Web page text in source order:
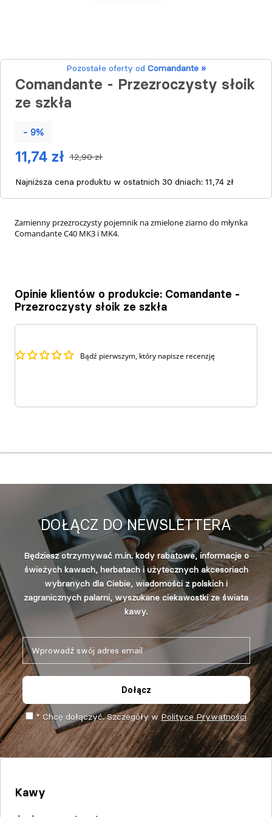
Zamienny przezroczysty pojemnik na zmielone ziarno do młynka
Comandante C40 MK3 i MK4.
Opinie klientów o produkcie: Comandante -
Przezroczysty słoik ze szkła
Bądź pierwszym, który napisze recenzję
Pozostałe oferty od Comandante »
Comandante - Przezroczysty słoik
ze szkła
- 9%
12,90 zł
11,74 zł
Najniższa cena produktu w ostatnich 30 dniach: 11,74 zł
DOŁĄCZ DO NEWSLETTERA
Będziesz otrzymywać m.in. kody rabatowe, informacje o
świeżych kawach, herbatach i użytecznych akcesoriach
wybranych dla Ciebie, wiadomości z polskich i
zagranicznych palarni, wyszukane ciekawostki ze świata
kawy.
Dołącz
* Chcę dołączyć. Szczegóły wPolityce Prywatności
Kawy